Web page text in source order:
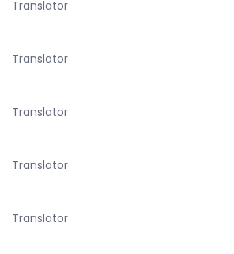
Translator
Translator
Translator
Translator
Translator